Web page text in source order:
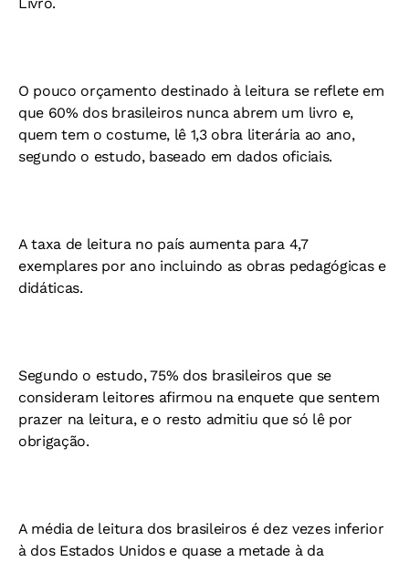
O pouco orçamento destinado à leitura se reflete em
que 60% dos brasileiros nunca abrem um livro e,
quem tem o costume, lê 1,3 obra literária ao ano,
segundo o estudo, baseado em dados oficiais.
A taxa de leitura no país aumenta para 4,7
exemplares por ano incluindo as obras pedagógicas e
didáticas.
Segundo o estudo, 75% dos brasileiros que se
consideram leitores afirmou na enquete que sentem
prazer na leitura, e o resto admitiu que só lê por
obrigação.
A média de leitura dos brasileiros é dez vezes inferior
à dos Estados Unidos e quase a metade à da